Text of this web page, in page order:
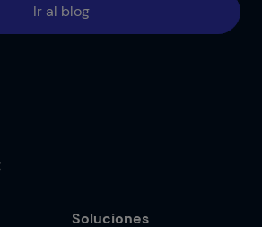
Ir al blog
Soluciones